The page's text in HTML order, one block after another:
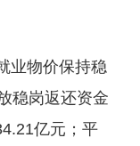
物价保持稳
稳岗返还资金
亿元；平